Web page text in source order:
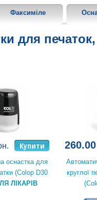
Факсиміле
для
Купити
оснастка для
(Colop D30
ЛІКАРІВ
260.00
круглої